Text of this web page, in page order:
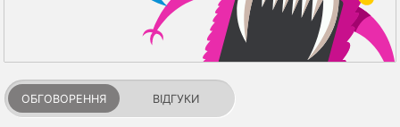
ОБГОВОРЕННЯ ВІДГУКИ